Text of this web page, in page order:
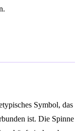
Symbol, das
ist. Die Spinne